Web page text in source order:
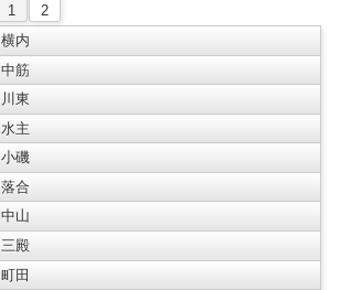
1
2
横内
中筋
川東
水主
小磯
落合
中山
三殿
町田